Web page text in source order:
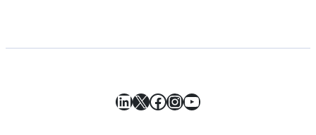
LinkedIn
X Facebook
Instagram
YouTube